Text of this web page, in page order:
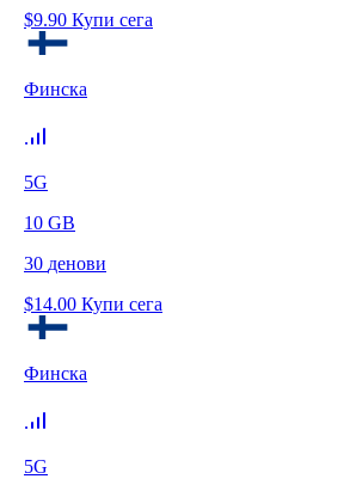
$9.90 Купи сега
Финска
5G
10 GB
30 денови
$14.00 Купи сега
Финска
5G